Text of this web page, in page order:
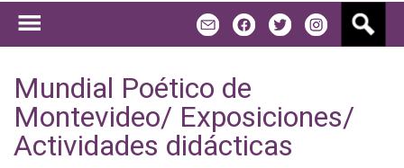
Mundial Poético de
Montevideo/ Exposiciones/
Actividades didácticas
s